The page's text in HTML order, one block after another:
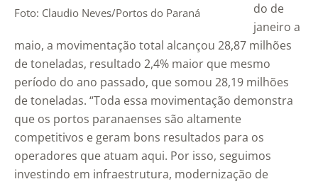
Foto: Claudio Neves/Portos do Paraná
do de
janeiro a
maio, a movimentação total alcançou 28,87 milhões
de toneladas, resultado 2,4% maior que mesmo
período do ano passado, que somou 28,19 milhões
de toneladas. “Toda essa movimentação demonstra
que os portos paranaenses são altamente
competitivos e geram bons resultados para os
operadores que atuam aqui. Por isso, seguimos
investindo em infraestrutura, modernização de